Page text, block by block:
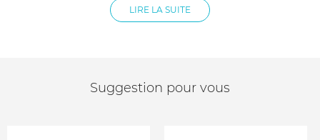
Surface de change du plan à langer : 50x70 cm
hauteur du plan à langer : 10 cm
LIRE LA SUITE
Suggestion pour vous